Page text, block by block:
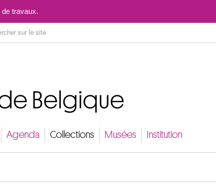
travaux.
Agenda Collections Musées Institution